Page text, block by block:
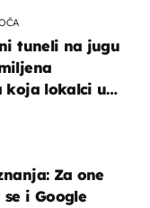
tuneli na jugu
koja lokalci u
Za one
i Google